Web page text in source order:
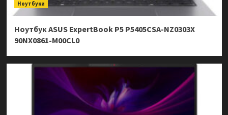
Ноутбуки
Ноутбук ASUS ExpertBook P5 P5405CSA-NZ0303X
90NX0861-M00CL0